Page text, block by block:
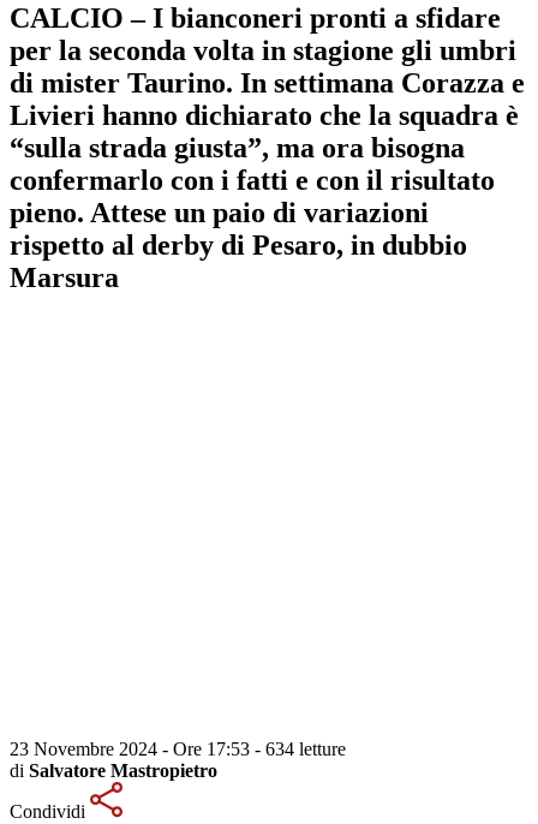
CALCIO – I bianconeri pronti a sfidare
per la seconda volta in stagione gli umbri
di mister Taurino. In settimana Corazza e
Livieri hanno dichiarato che la squadra è
“sulla strada giusta”, ma ora bisogna
confermarlo con i fatti e con il risultato
pieno. Attese un paio di variazioni
rispetto al derby di Pesaro, in dubbio
Marsura
23 Novembre 2024 - Ore 17:53 - 634 letture
di Salvatore Mastropietro
Condividi